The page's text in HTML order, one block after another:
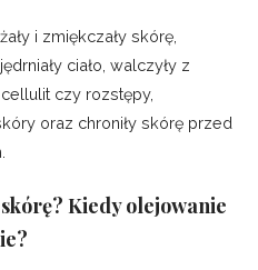
i zmiękczały skórę,
ciało, walczyły z
czy rozstępy,
oraz chroniły skórę przed
Kiedy olejowanie